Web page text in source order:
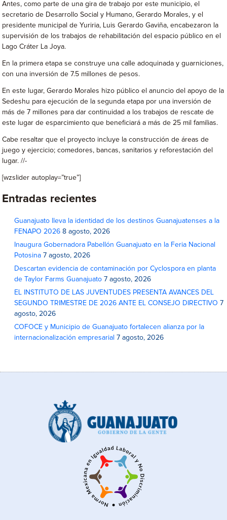
Antes, como parte de una gira de trabajo por este municipio, el
secretario de Desarrollo Social y Humano, Gerardo Morales, y el
presidente municipal de Yuriria, Luis Gerardo Gaviña, encabezaron la
supervisión de los trabajos de rehabilitación del espacio público en el
Lago Cráter La Joya.
En la primera etapa se construye una calle adoquinada y guarniciones,
con una inversión de 7.5 millones de pesos.
En este lugar, Gerardo Morales hizo público el anuncio del apoyo de la
Sedeshu para ejecución de la segunda etapa por una inversión de
más de 7 millones para dar continuidad a los trabajos de rescate de
este lugar de esparcimiento que beneficiará a más de 25 mil familias.
Cabe resaltar que el proyecto incluye la construcción de áreas de
juego y ejercicio; comedores, bancas, sanitarios y reforestación del
lugar. //-
[wzslider autoplay=”true”]
Entradas recientes
Guanajuato lleva la identidad de los destinos Guanajuatenses a la
FENAPO 2026 8 agosto, 2026
Inaugura Gobernadora Pabellón Guanajuato en la Feria Nacional
Potosina 7 agosto, 2026
Descartan evidencia de contaminación por Cyclospora en planta
de Taylor Farms Guanajuato 7 agosto, 2026
EL INSTITUTO DE LAS JUVENTUDES PRESENTA AVANCES DEL
SEGUNDO TRIMESTRE DE 2026 ANTE EL CONSEJO DIRECTIVO 7
agosto, 2026
COFOCE y Municipio de Guanajuato fortalecen alianza por la
internacionalización empresarial 7 agosto, 2026